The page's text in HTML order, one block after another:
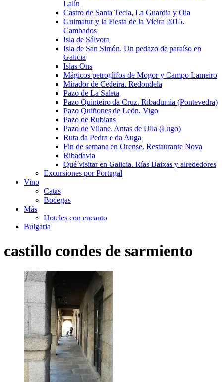
Lalín
Castro de Santa Tecla, La Guardia y Oia
Guimatur y la Fiesta de la Vieira 2015.
Cambados
Isla de Sálvora
Isla de San Simón. Un pedazo de paraíso en
Galicia
Islas Ons
Mágicos petroglifos de Mogor y Campo Lameiro
Mirador de Cedeira. Redondela
Pazo de La Saleta
Pazo Quinteiro da Cruz. Ribadumia (Pontevedra)
Pazo Quiñones de León. Vigo
Pazo de Rubians
Pazo de Vilane. Antas de Ulla (Lugo)
Ruta da Pedra e da Auga
Fin de semana en Orense. Restaurante Nova
Ribadavia
Qué visitar en Galicia. Rías Baixas y alrededores
Excursiones por Portugal
Vino
Catas
Bodegas
Más
Hoteles con encanto
Bulgaria
castillo condes de sarmiento